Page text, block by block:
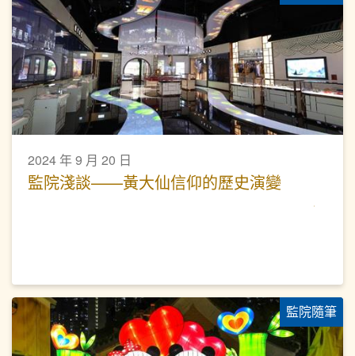
2024 年 9 月 20 日
監院淺談——黃大仙信仰的歷史演變
監院隨筆